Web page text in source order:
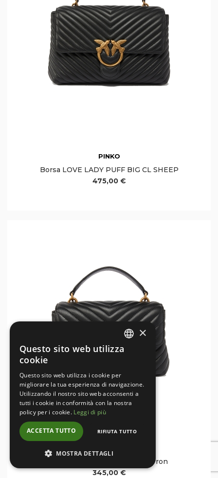
PINKO
Borsa LOVE LADY PUFF BIG CL SHEEP
475,00 €
Mini Lady Love Bag Puff Chevron
345,00 €
×
Questo sito web utilizza
cookie
Questo sito web utilizza i cookie per
migliorare la tua esperienza di navigazione.
Utilizzando il nostro sito web acconsenti a
tutti i cookie in conformità con la nostra
policy per i cookie. Leggi di più
ACCETTA TUTTO RIFIUTA TUTTO
MOSTRA DETTAGLI